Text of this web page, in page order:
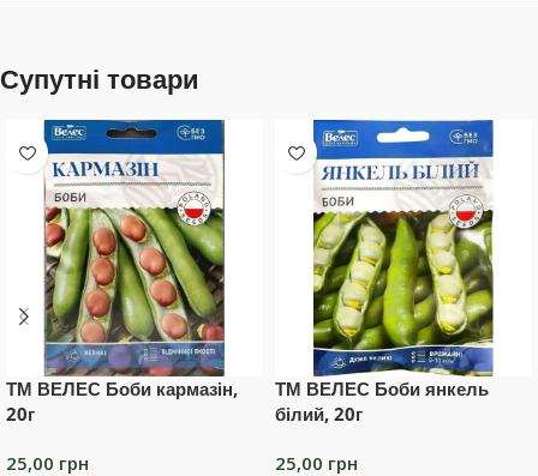
Супутні товари
ТМ ВЕЛЕС Боби кармазін,
20г
25,00 грн
ТМ ВЕЛЕС Боби янкель
білий, 20г
25,00 грн